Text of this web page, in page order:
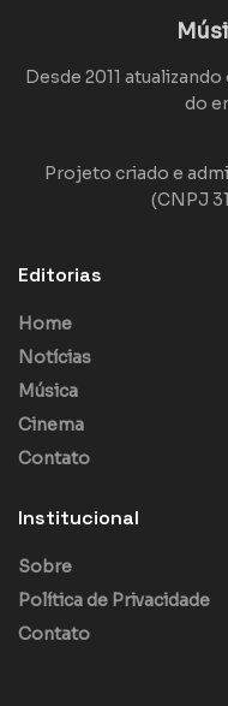
Desde 2011
do
Projeto criado e
(CNPJ
Editorias
Home
Notícias
Música
Cinema
Contato
Institucional
Sobre
Política de Privacidade
Contato